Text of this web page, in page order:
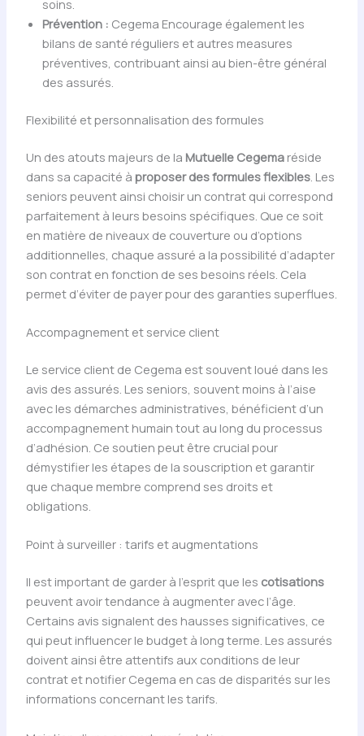
soins.
Prévention : Cegema Encourage également les
bilans de santé réguliers et autres measures
préventives, contribuant ainsi au bien-être général
des assurés.
Flexibilité et personnalisation des formules
Un des atouts majeurs de la Mutuelle Cegemaréside
dans sa capacité à proposer des formules flexibles. Les
seniors peuvent ainsi choisir un contrat qui correspond
parfaitement à leurs besoins spécifiques. Que ce soit
en matière de niveaux de couverture ou d’options
additionnelles, chaque assuré a la possibilité d’adapter
son contrat en fonction de ses besoins réels. Cela
permet d’éviter de payer pour des garanties superflues.
Accompagnement et service client
Le service client de Cegema est souvent loué dans les
avis des assurés. Les seniors, souvent moins à l’aise
avec les démarches administratives, bénéficient d’un
accompagnement humain tout au long du processus
d’adhésion. Ce soutien peut être crucial pour
démystifier les étapes de la souscription et garantir
que chaque membre comprend ses droits et
obligations.
Point à surveiller : tarifs et augmentations
Il est important de garder à l’esprit que les cotisations
peuvent avoir tendance à augmenter avec l’âge.
Certains avis signalent des hausses significatives, ce
qui peut influencer le budget à long terme. Les assurés
doivent ainsi être attentifs aux conditions de leur
contrat et notifier Cegema en cas de disparités sur les
informations concernant les tarifs.